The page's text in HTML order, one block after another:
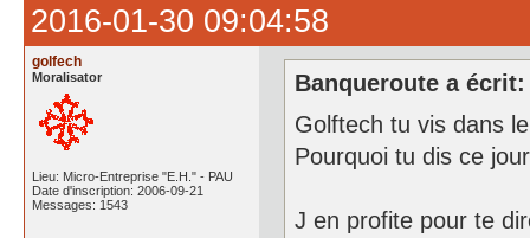
2016-01-30 09:04:58
golfech
Moralisator
Lieu: Micro-Entreprise "E.H." - PAU
Date d'inscription: 2006-09-21
Messages: 1543
Banqueroute a écrit:
Golftech tu vis dans
Pourquoi tu dis ce
J en profite pour te